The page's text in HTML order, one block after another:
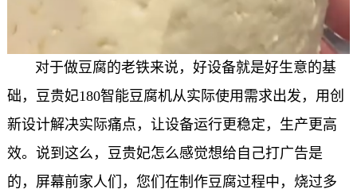
对于做豆腐的老铁来说，好设备就是好生意的基
础，豆贵妃180智能豆腐机从实际使用需求出发，用创
新设计解决实际痛点，让设备运行更稳定，生产更高
效。说到这么，豆贵妃怎么感觉想给自己打广告是
的，屏幕前家人们，您们在制作豆腐过程中，烧过多